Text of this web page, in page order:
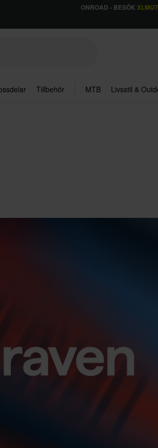
ONROAD - BESÖK
Tillbehör MTB Livsstil &